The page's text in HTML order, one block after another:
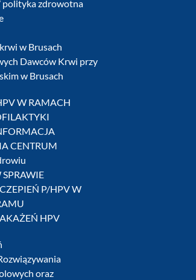
polityka zdrowotna
w Brusach
Dawców Krwi przy
w Brusach
W RAMACH
CENTRUM
SPRAWIE
P/HPV W
HPV
oraz